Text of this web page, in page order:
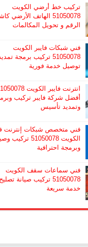
تركيب خط أرضي الكويت
51050078 الهاتف الأرضي
الرقم و تحويل المكالمات
فني شبكات فايبر الكويت
51050078 تركيب برمجة
توصيل خدمة فورية
انترنت فايبر الكويت
أفضل شركة فايبر تركيب
وتمديد تأسيس
فني متخصص شبكات إنترنت
الكويت 51050078 تركيب
وبرمجة احترافية
فني سماعات سقف الكويت
51050078 تركيب صيانة تصليح
خدمة سريعة